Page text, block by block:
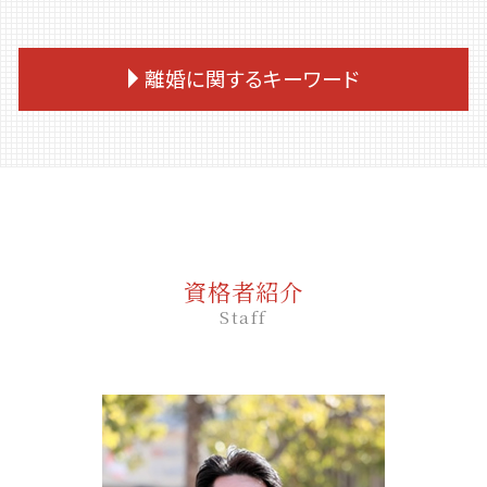
離婚に関するキーワード
離婚調停費用 どちらが 払う
離婚 応じない
離婚 お金
資格者紹介
Staff